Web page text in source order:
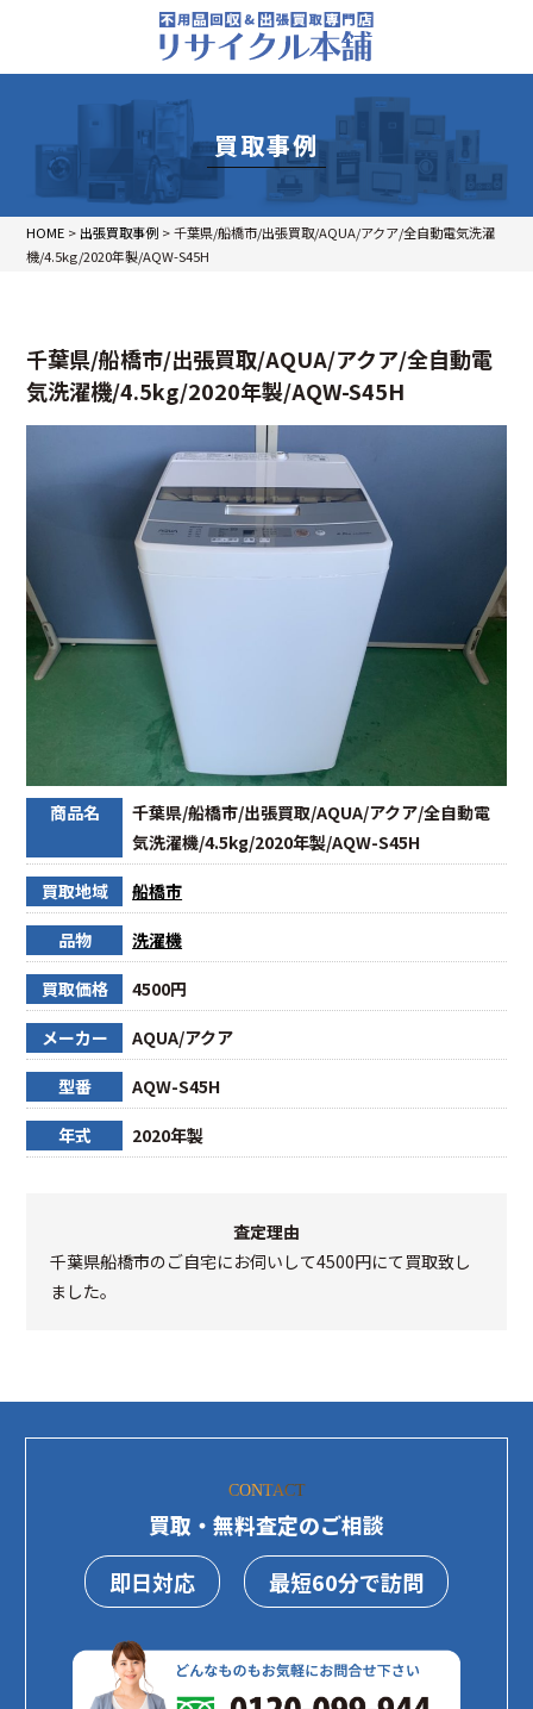
買取事例
HOME > 出張買取事例 >千葉県/船橋市/出張買取/AQUA/アクア/全自動電気洗濯
機/4.5kg/2020年製/AQW-S45H
千葉県/船橋市/出張買取/AQUA/アクア/全自動電
気洗濯機/4.5kg/2020年製/AQW-S45H
商品名
千葉県/船橋市/出張買取/AQUA/アクア/全自動電
気洗濯機/4.5kg/2020年製/AQW-S45H
買取地域 船橋市
品物 洗濯機
買取価格 4500円
メーカー AQUA/アクア
型番 AQW-S45H
年式 2020年製
査定理由
千葉県船橋市のご自宅にお伺いして4500円にて買取致し
ました。
CONTACT
買取・無料査定のご相談
即日対応
最短60分で訪問